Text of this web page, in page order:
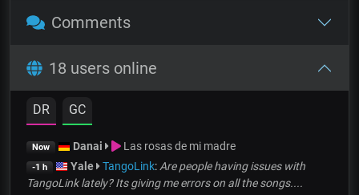
Comments
18 users online
DR GC
Now Danai Las rosas de mi madre
-1 h Yale TangoLink:Are people having issues with
TangoLink lately? Its giving me errors on all the songs....